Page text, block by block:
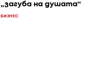
„загуба на душата“
БИЗНЕС